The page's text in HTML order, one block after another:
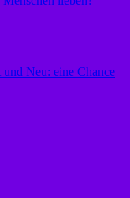
Neu: eine Chance